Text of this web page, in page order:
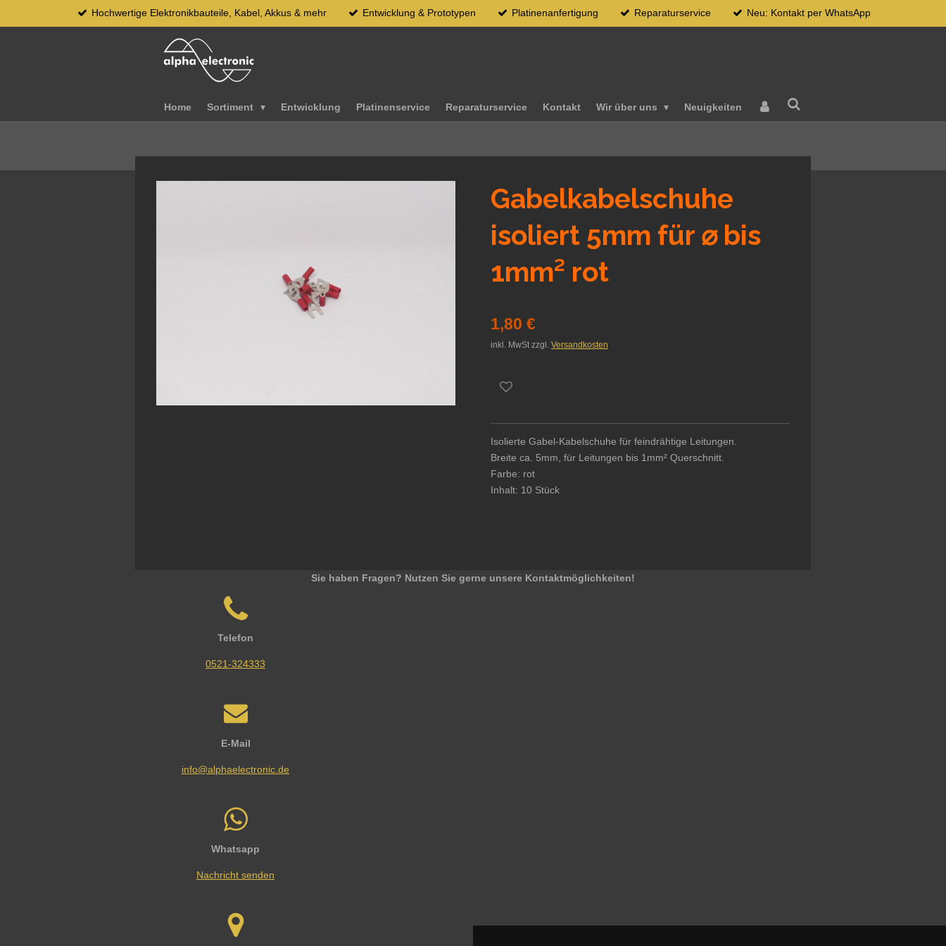
Hauptinhalt
Hochwertige Elektronikbauteile, Kabel, Akkus & mehr Entwicklung & Prototypen Platinenanfertigung Reparaturservice Neu: Kontakt per WhatsApp
Home Sortiment Entwicklung Platinenservice Reparaturservice Kontakt Wir über uns Neuigkeiten
Gabelkabelschuhe
isoliert 5mm für ⌀ bis
1mm² rot
1,80 €
inkl. MwSt zzgl. Versandkosten
Isolierte Gabel-Kabelschuhe für feindrähtige Leitungen.
Breite ca. 5mm, für Leitungen bis 1mm² Querschnitt.
Farbe: rot
Inhalt: 10 Stück
Sie haben Fragen? Nutzen Sie gerne unsere Kontaktmöglichkeiten!
Telefon
0521-324333
E-Mail
info@alphaelectronic.de
Whatsapp
Nachricht senden